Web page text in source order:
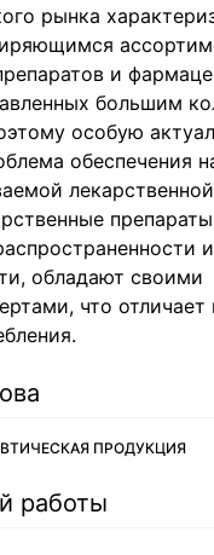
рынка
и
большим
особую
обеспечения
и
обладают своими
что отличает
ПРОДУКЦИЯ
работы